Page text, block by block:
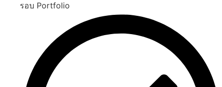
รอบ Portfolio